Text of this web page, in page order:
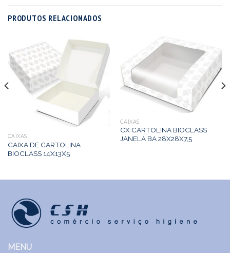
PRODUTOS RELACIONADOS
CAIXAS
CAIXA DE CARTOLINA
BIOCLASS 14X13X5
CAIXAS
CX CARTOLINA BIOCLASS
JANELA BA 28X28X7,5
MENU